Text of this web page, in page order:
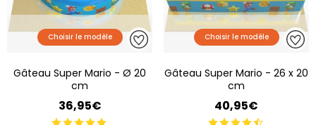
Choisir le modèle
Gâteau Super Mario - Ø 20
cm
36,95€
Choisir le modèle
Gâteau Super Mario - 26 x 20
cm
40,95€